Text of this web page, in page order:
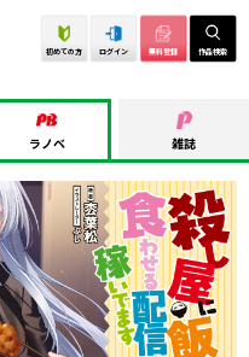
初めての方 ログイン 無料登録 作品検索
ラノベ 雑誌